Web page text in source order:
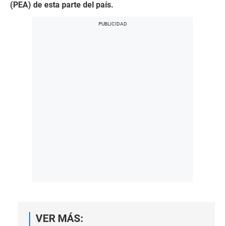
(PEA) de esta parte del país.
VER MÁS: